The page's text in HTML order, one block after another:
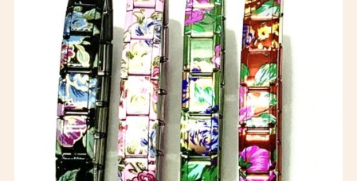
Den
här
produkten
har
flera
varianter.
De
olika